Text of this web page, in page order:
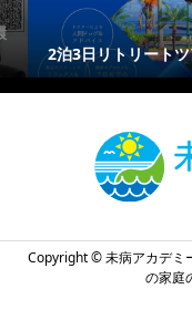
2泊3日リトリート
Copyright ©未病アカデミ
の家庭